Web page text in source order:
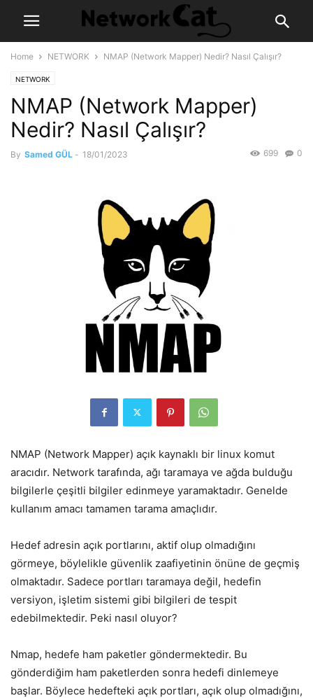
Home NETWORK NMAP (Network Mapper) Nedir? Nasıl Çalışır?
NETWORK
NMAP (Network Mapper)
Nedir? Nasıl Çalışır?
By Samed GÜL - 18/01/2023 0
699
NMAP (Network Mapper) açık kaynaklı bir linux komut
aracıdır. Network tarafında, ağı taramaya ve ağda bulduğu
bilgilerle çeşitli bilgiler edinmeye yaramaktadır. Genelde
kullanım amacı tamamen tarama amaçlıdır.
Hedef adresin açık portlarını, aktif olup olmadığını
görmeye, böylelikle güvenlik zaafiyetinin önüne de geçmiş
olmaktadır. Sadece portları taramaya değil, hedefin
versiyon, işletim sistemi gibi bilgileri de tespit
edebilmektedir. Peki nasıl oluyor?
Nmap, hedefe ham paketler göndermektedir. Bu
gönderdiğim ham paketlerden sonra hedefi dinlemeye
başlar. Böylece hedefteki açık portları, açık olup olmadığını,